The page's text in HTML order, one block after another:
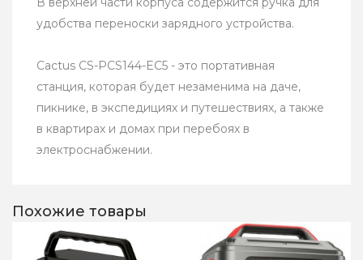
удобства переноски зарядного устройства.
Cactus CS-PCS144-EC5 - это портативная
станция, которая будет незаменима на даче,
пикнике, в экспедициях и путешествиях, а также
в квартирах и домах при перебоях в
электроснабжении.
Похожие товары